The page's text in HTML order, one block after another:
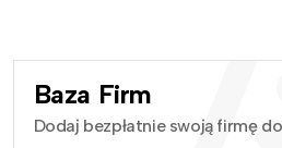
Baza Firm
Dodaj bezpłatnie swoją firmę